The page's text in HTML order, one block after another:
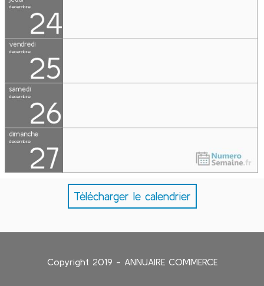
Télécharger le calendrier
Copyright 2019 - ANNUAIRE COMMERCE